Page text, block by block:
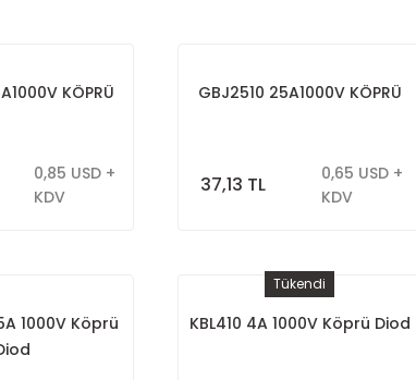
KÖPRÜ
0,85 USD +
KDV
GBJ2510 25A1000V KÖPRÜ
37,13 TL
0,65 USD +
KDV
1000V Köprü
Tükendi
KBL410 4A 1000V Köprü Diod